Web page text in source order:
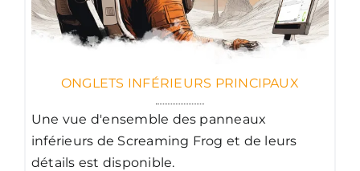
ONGLETS INFÉRIEURS PRINCIPAUX
Une vue d'ensemble des panneaux
inférieurs de Screaming Frog et de leurs
détails est disponible.